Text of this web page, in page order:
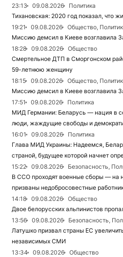
23:13
09.08.2026
Политика
Тихановская: 2020 год показал, что
19:21
09.08.2026
Общество,
Миссию демсил в Киеве возглавила
18:28
09.08.2026
Общество
Смертельное ДТП в Сморгонском
59-летнюю женщину
18:15
09.08.2026
Общество,
Миссию демсил в Киеве возглавила
17:51
09.08.2026
Политика
МИД Германии: Беларусь — нация в
люди, жаждущие свободы и
16:01
09.08.2026
Политика
Глава МИД Украины: Надеемся,
страной, будущее которой начнет
15:22
09.08.2026
Безопасность,
В ССО проходят военные сборы — на
призваны недобросовестные
14:18
09.08.2026
Общество
Двое белорусских альпинистов
13:56
09.08.2026
Безопасность,
Латушко призвал страны ЕС
независимых СМИ
13:34
09.08.2026
Общество